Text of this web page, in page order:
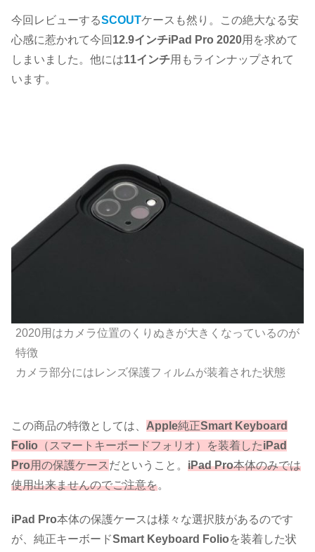
今回レビューするSCOUTケースも然り。この絶大なる安
心感に惹かれて今回 12.9インチiPad Pro 2020用を求めて
しまいました。他には11インチ用もラインナップされて
います。
2020用はカメラ位置のくりぬきが大きくなっているのが
特徴
カメラ部分にはレンズ保護フィルムが装着された状態
この商品の特徴としては、 Apple純正Smart Keyboard
Folio （スマートキーボードフォリオ）を装着したiPad
Pro用の保護ケース だということ。 iPad Pro本体のみでは
使用出来ませんのでご注意を。
iPad Pro本体の保護ケースは様々な選択肢があるのです
が、純正キーボードSmart Keyboard Folioを装着した状